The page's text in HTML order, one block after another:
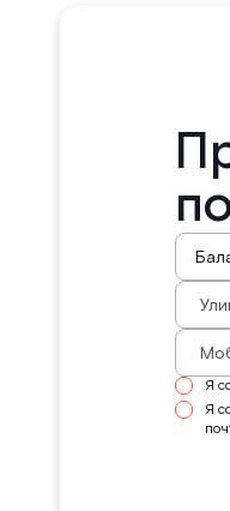
Я
Я